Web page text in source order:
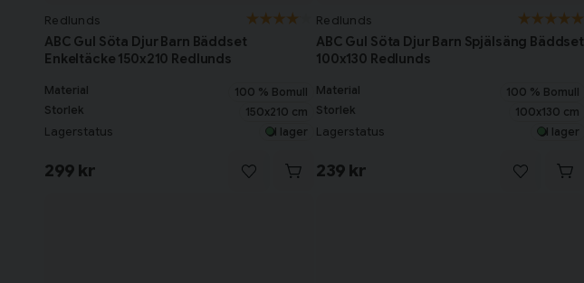
Redlunds
ABC Gul Söta Djur Barn Bäddset
Enkeltäcke 150x210 Redlunds
Material
100 % Bomull
Storlek
150x210 cm
Lagerstatus I lager
299 kr
Redlunds
ABC Gul Söta Djur Barn Spjälsäng Bäddset
100x130 Redlunds
Material
100 % Bomull
Storlek
100x130 cm
Lagerstatus I lager
239 kr